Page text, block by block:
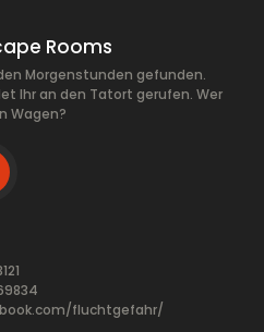
Rooms
Morgenstunden gefunden.
Ihr an den Tatort gerufen. Wer
Wagen?
fluchtgefahr/